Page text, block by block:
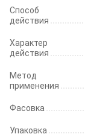
Способ
действия
Характер
действия
Метод
применения
Фасовка
Упаковка